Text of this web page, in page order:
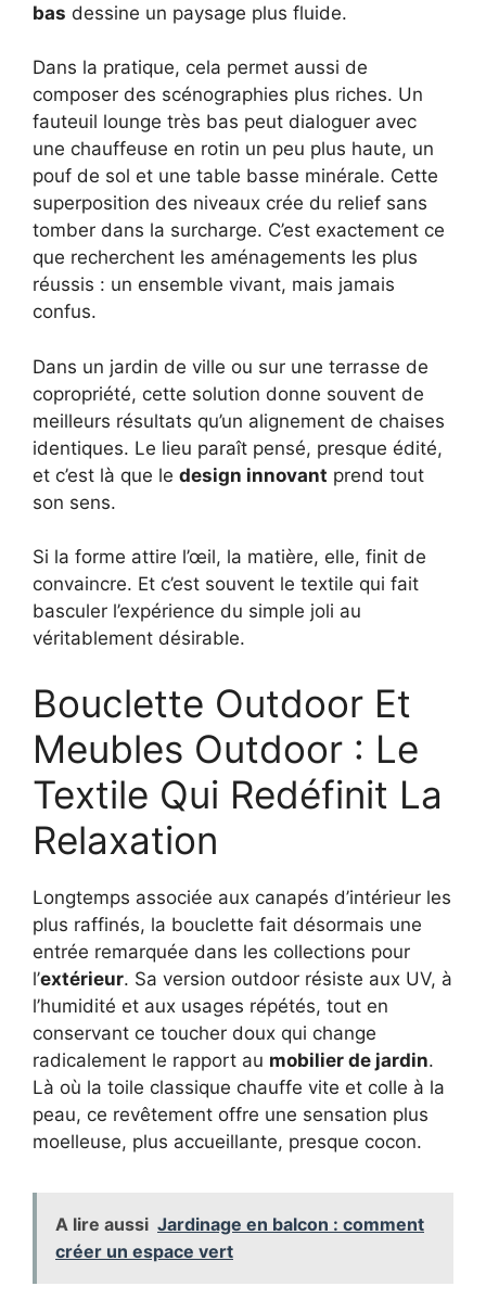
bas dessine un paysage plus fluide.
Dans la pratique, cela permet aussi de
composer des scénographies plus riches. Un
fauteuil lounge très bas peut dialoguer avec
une chauffeuse en rotin un peu plus haute, un
pouf de sol et une table basse minérale. Cette
superposition des niveaux crée du relief sans
tomber dans la surcharge. C’est exactement ce
que recherchent les aménagements les plus
réussis : un ensemble vivant, mais jamais
confus.
Dans un jardin de ville ou sur une terrasse de
copropriété, cette solution donne souvent de
meilleurs résultats qu’un alignement de chaises
identiques. Le lieu paraît pensé, presque édité,
et c’est là que le design innovant prend tout
son sens.
Si la forme attire l’œil, la matière, elle, finit de
convaincre. Et c’est souvent le textile qui fait
basculer l’expérience du simple joli au
véritablement désirable.
Bouclette Outdoor Et
Meubles Outdoor : Le
Textile Qui Redéfinit La
Relaxation
Longtemps associée aux canapés d’intérieur les
plus raffinés, la bouclette fait désormais une
entrée remarquée dans les collections pour
l’extérieur. Sa version outdoor résiste aux UV, à
l’humidité et aux usages répétés, tout en
conservant ce toucher doux qui change
radicalement le rapport au mobilier de jardin.
Là où la toile classique chauffe vite et colle à la
peau, ce revêtement offre une sensation plus
moelleuse, plus accueillante, presque cocon.
A lire aussi Jardinage en balcon : comment
créer un espace vert